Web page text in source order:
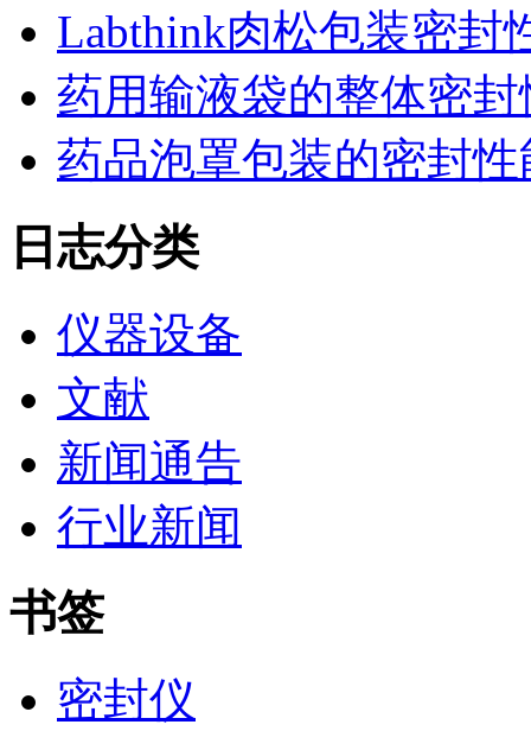
Labthink肉松包装密封
药用输液袋的整体密
药品泡罩包装的密封
日志分类
仪器设备
文献
新闻通告
行业新闻
书签
密封仪